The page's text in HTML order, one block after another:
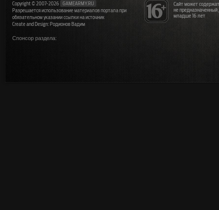
Сайт может
не
младше 16 лет
Copyright © 2007-2026
GAMEARMY.RU
Разрешается использование материалов портала при
обязательном указании ссылки на источник
Create and Design: Родионов Вадим
Спонсор раздела: